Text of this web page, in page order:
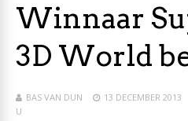
Winnaar
3D World
BAS VAN DUN 13 DECEMBER 2013
U